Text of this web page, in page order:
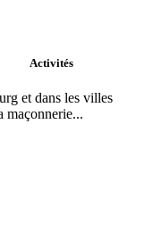
Activités
et dans les villes
maçonnerie...